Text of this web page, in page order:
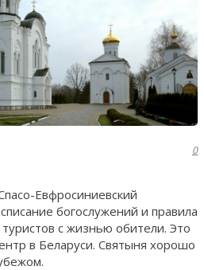
0
Евфросиниевский
богослужений и правила
с жизнью обители. Это
в Беларуси. Святыня хорошо